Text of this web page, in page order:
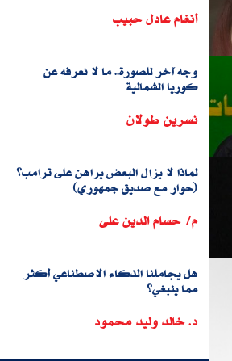
أنغام عادل حبيب
وجه آخر للصورة.. ما لا نعرفه عن
كوريا الشمالية
نسرين طولان
لماذا لا يزال البعض يراهن على ترامب؟
(حوار مع صديق جمهوري)
م/ حسام الدين على
هل يجاملنا الذكاء الاصطناعي أكثر
مما ينبغي؟
د. خالد وليد محمود